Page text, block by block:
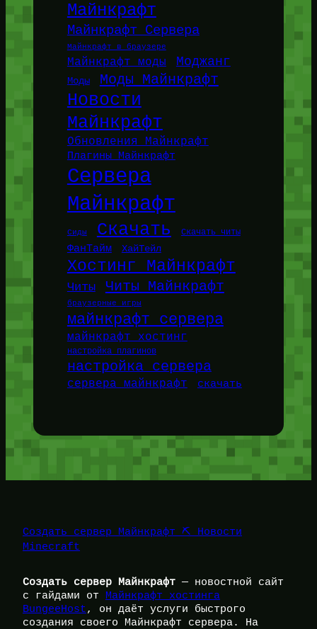
Майнкрафт
Майнкрафт Сервера
Майнкрафт в браузере
Майнкрафт моды Моджанг
Моды Моды Майнкрафт
Новости
Майнкрафт
Обновления Майнкрафт
Плагины Майнкрафт
Сервера
Майнкрафт
Сиды Скачать Скачать читы
ФанТайм ХайТейл
Хостинг Майнкрафт
Читы Читы Майнкрафт
браузерные игры
майнкрафт сервера
майнкрафт хостинг
настройка плагинов
настройка сервера
сервера майнкрафт скачать
Создать сервер Майнкрафт ⛏️ Новости
Minecraft
Создать сервер Майнкрафт — новостной сайт
с гайдами от Майнкрафт хостинга
BungeeHost, он даёт услуги быстрого
создания своего Майнкрафт сервера. На